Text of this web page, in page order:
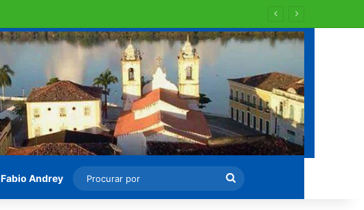
Fabio Andrey
Procurar
por